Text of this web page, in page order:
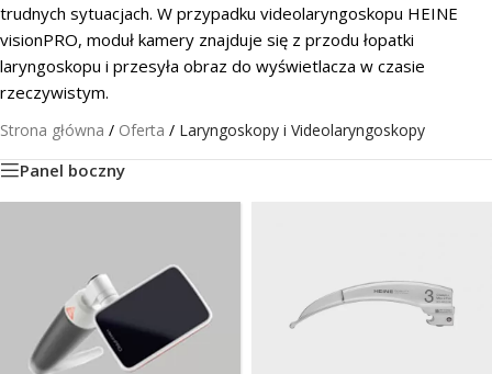
trudnych sytuacjach. W przypadku videolaryngoskopu HEINE
visionPRO, moduł kamery znajduje się z przodu łopatki
laryngoskopu i przesyła obraz do wyświetlacza w czasie
rzeczywistym.
Strona główna / Oferta / Laryngoskopy i Videolaryngoskopy
Panel boczny